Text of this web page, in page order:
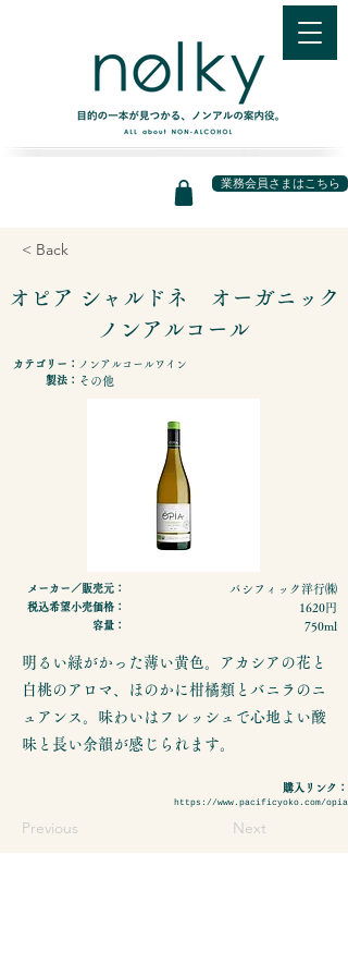
業務会員さまはこちら
< Back
オピア シャルドネ オーガニック
ノンアルコール
カテゴリー： ノンアルコールワイン
製法： その他
パシフィック洋行㈱
メーカー／販売元：
1620円
税込希望小売価格：
750ml
容量：
明るい緑がかった薄い黄色。アカシアの花と
白桃のアロマ、ほのかに柑橘類とバニラのニ
ュアンス。味わいはフレッシュで心地よい酸
味と長い余韻が感じられます。
購入リンク：
https://www.pacificyoko.com/opia
Previous Next